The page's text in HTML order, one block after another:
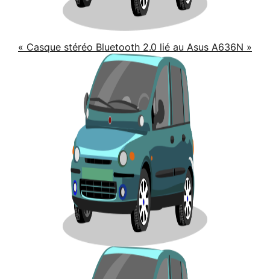
« Casque stéréo Bluetooth 2.0 lié au Asus A636N »